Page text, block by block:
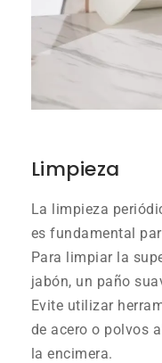
Limpieza
La limpieza
es fundamental
Para limpiar la
jabón, un paño
Evite utilizar
de acero o polvos
la encimera.